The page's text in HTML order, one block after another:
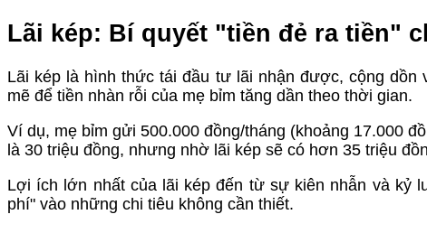
Lãi kép: Bí quyết "tiền đẻ ra tiền"
Lãi kép là hình thức tái đầu tư lãi nhận được, cộng
mẽ để tiền nhàn rỗi của mẹ bỉm tăng dần theo thời gian.
Ví dụ, mẹ bỉm gửi 500.000 đồng/tháng (khoảng 17.000
là 30 triệu đồng, nhưng nhờ lãi kép sẽ có hơn 35 triệu
Lợi ích lớn nhất của lãi kép đến từ sự kiên nhẫn và kỷ
phí" vào những chi tiêu không cần thiết.